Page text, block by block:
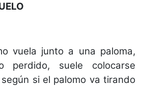
vuela junto a una paloma,
perdido, suele colocarse
si el palomo va tirando